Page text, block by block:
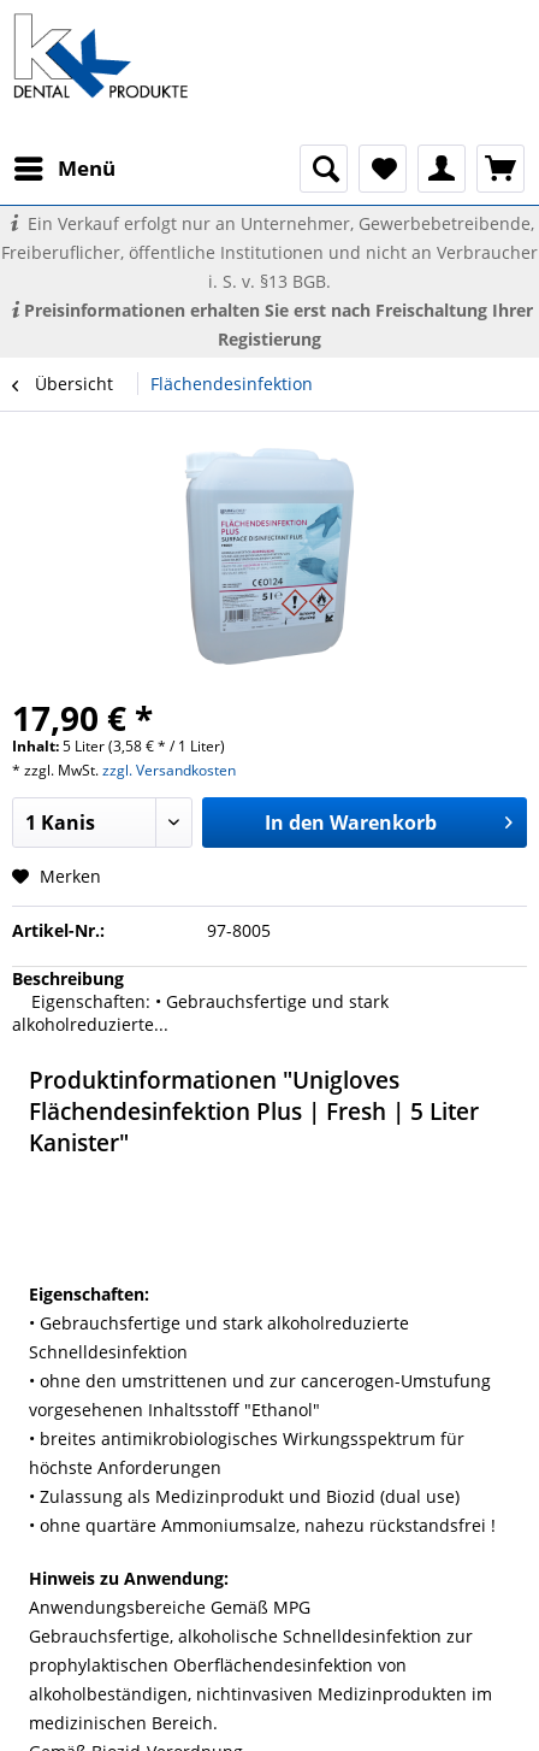
Menü
Ein Verkauf erfolgt nur an Unternehmer, Gewerbebetreibende,
Freiberuflicher, öffentliche Institutionen und nicht an Verbraucher
i. S. v. §13 BGB.
Preisinformationen erhalten Sie erst nach Freischaltung Ihrer
Registierung
Übersicht
Flächendesinfektion
17,90 € *
Inhalt:5 Liter (3,58 € * / 1 Liter)
* zzgl. MwSt.zzgl. Versandkosten
In den Warenkorb
Merken
Artikel-Nr.: 97-8005
Beschreibung
Eigenschaften: • Gebrauchsfertige und stark
alkoholreduzierte...
Produktinformationen "Unigloves
Flächendesinfektion Plus | Fresh | 5 Liter
Kanister"
Eigenschaften:
• Gebrauchsfertige und stark alkoholreduzierte
Schnelldesinfektion
• ohne den umstrittenen und zur cancerogen-Umstufung
vorgesehenen Inhaltsstoff "Ethanol"
• breites antimikrobiologisches Wirkungsspektrum für
höchste Anforderungen
• Zulassung als Medizinprodukt und Biozid (dual use)
• ohne quartäre Ammoniumsalze, nahezu rückstandsfrei !
Hinweis zu Anwendung:
Anwendungsbereiche Gemäß MPG
Gebrauchsfertige, alkoholische Schnelldesinfektion zur
prophylaktischen Oberflächendesinfektion von
alkoholbeständigen, nichtinvasiven Medizinprodukten im
medizinischen Bereich.